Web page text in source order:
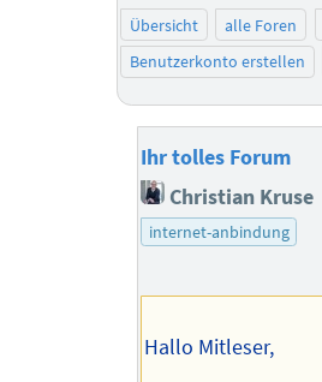
Übersicht alle Foren
Benutzerkonto erstellen
Ihr tolles Forum
Christian Kruse
internet-anbindung
Hallo Mitleser,